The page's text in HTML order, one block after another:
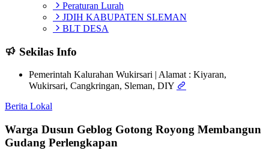
Peraturan Lurah
JDIH KABUPATEN SLEMAN
BLT DESA
Sekilas Info
Pemerintah Kalurahan Wukirsari | Alamat : Kiyaran,
Wukirsari, Cangkringan, Sleman, DIY
Berita Lokal
Warga Dusun Geblog Gotong Royong Membangun
Gudang Perlengkapan